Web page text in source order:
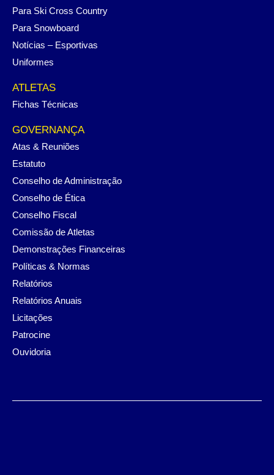
Para Ski Cross Country
Para Snowboard
Notícias – Esportivas
Uniformes
ATLETAS
Fichas Técnicas
GOVERNANÇA
Atas & Reuniões
Estatuto
Conselho de Administração
Conselho de Ética
Conselho Fiscal
Comissão de Atletas
Demonstrações Financeiras
Políticas & Normas
Relatórios
Relatórios Anuais
Licitações
Patrocine
Ouvidoria